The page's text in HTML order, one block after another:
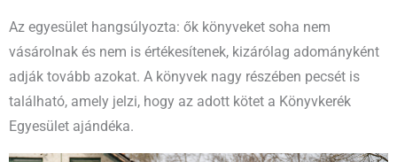
Az egyesület hangsúlyozta: ők könyveket soha nem
vásárolnak és nem is értékesítenek, kizárólag adományként
adják tovább azokat. A könyvek nagy részében pecsét is
található, amely jelzi, hogy az adott kötet a Könyvkerék
Egyesület ajándéka.